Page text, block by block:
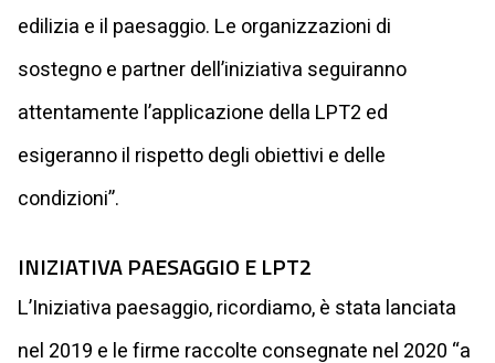
edilizia e il paesaggio. Le organizzazioni di
sostegno e partner dell’iniziativa seguiranno
attentamente l’applicazione della LPT2 ed
esigeranno il rispetto degli obiettivi e delle
condizioni”.
INIZIATIVA PAESAGGIO E LPT2
L’Iniziativa paesaggio, ricordiamo, è stata lanciata
nel 2019 e le firme raccolte consegnate nel 2020 “a